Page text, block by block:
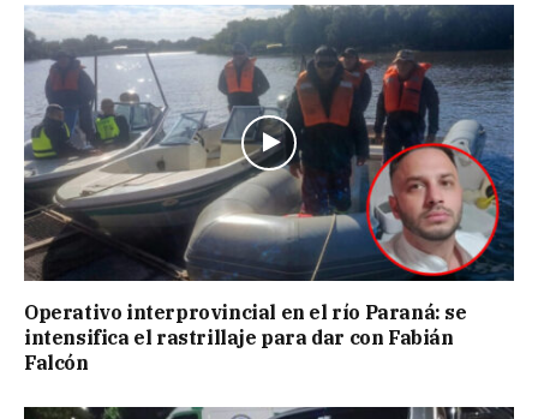
Operativo interprovincial en el río Paraná: se
intensifica el rastrillaje para dar con Fabián
Falcón